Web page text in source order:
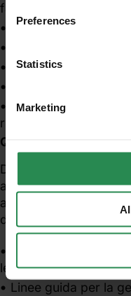
Preferences
Statistics
Marketing
favoriscono la
Presenza di
Ristagni dell’acqua;
Presenza si
ricircolo.
Quadro normativo
Documenti del
agli operatori sanitari
aggiornate relative ai
diagnostici, clinici e
Linee guida per il la
legionellosi g.u. n.103
Linee guida per la